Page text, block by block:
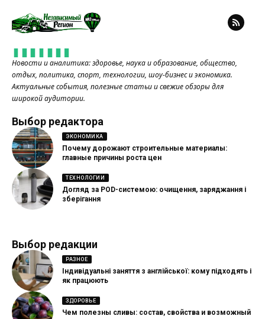
Новости и аналитика: здоровье, наука и образование, общество,
отдых, политика, спорт, технологии, шоу-бизнес и экономика.
Актуальные события, полезные статьи и свежие обзоры для
широкой аудитории.
Выбор редактора
ЭКОНОМИКА
Почему дорожают строительные материалы:
главные причины роста цен
ТЕХНОЛОГИИ
Догляд за POD-системою: очищення, заряджання і
зберігання
Выбор редакции
РАЗНОЕ
Індивідуальні заняття з англійської: кому підходять і
як працюють
ЗДОРОВЬЕ
Чем полезны сливы: состав, свойства и возможный